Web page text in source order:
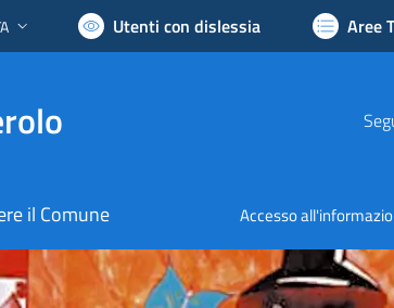
attiva: Utenti con dislessia Aree
il Comune Accesso